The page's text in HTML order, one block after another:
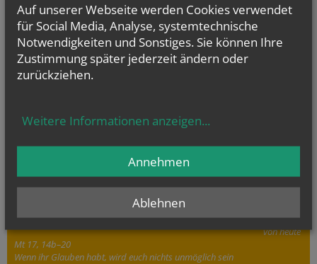
WORTGOTTESFEIER BEIM FEUERWEHRHEURIGEN...
Im Rahmen des Feuerwehrheurigen der...
NAMENSTAGE
Hildiger, Hl....
Evangelium
von heute
Mt 17, 14b–20
Wenn ihr Glauben habt, wird euch nichts unmöglich sein
Auf unserer Webseite werden Cookies verwendet
für Social Media, Analyse, systemtechnische
Notwendigkeiten und Sonstiges. Sie können Ihre
Zustimmung später jederzeit ändern oder
zurückziehen.
Weitere Informationen anzeigen...
Ablehnen
Annehmen